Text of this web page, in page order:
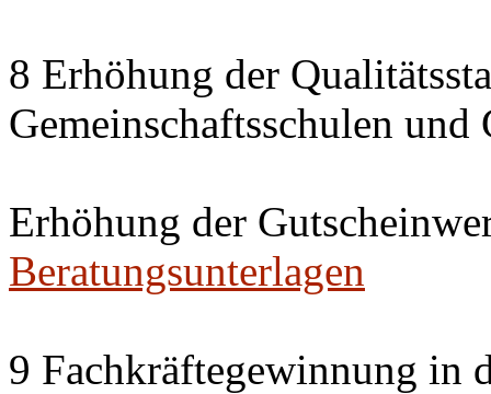
8 Erhöhung der
Gemeinschaftsschulen und
Erhöhung der
Beratungsunterlagen
9 Fachkräftegewinnung in